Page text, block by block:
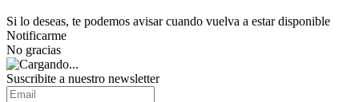
Si lo deseas, te podemos avisar cuando vuelva a estar disponible
Notificarme
No gracias
Suscribite a nuestro newsletter